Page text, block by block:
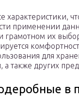
характеристики,
применении
грамотном их
для
также других
в